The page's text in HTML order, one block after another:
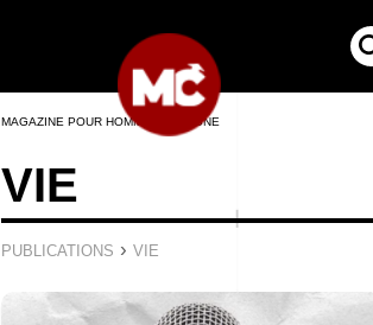
MAGAZINE POUR HOMMES EN LIGNE
VIE
PUBLICATIONS › VIE